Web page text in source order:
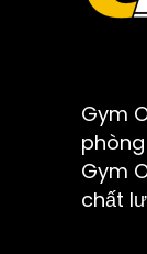
Gym
Gym
chất